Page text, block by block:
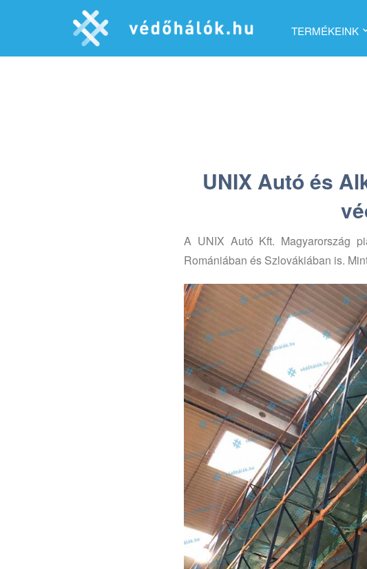
TERMÉKEINK
UNIX Autó és
A UNIX Autó Kft. Magyarország
Romániában és Szlovákiában is.